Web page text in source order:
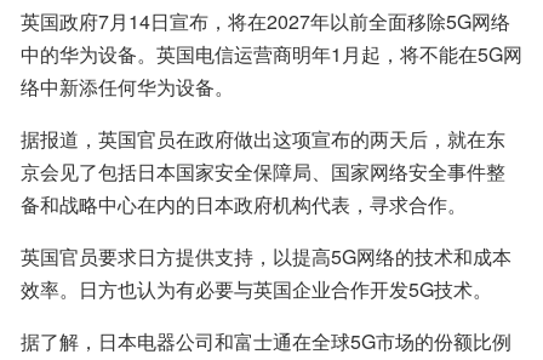
英国政府7月14日宣布，将在2027年以前全面移除5G网络
中的华为设备。英国电信运营商明年1月起，将不能在5G网
络中新添任何华为设备。
据报道，英国官员在政府做出这项宣布的两天后，就在东
京会见了包括日本国家安全保障局、国家网络安全事件整
备和战略中心在内的日本政府机构代表，寻求合作。
英国官员要求日方提供支持，以提高5G网络的技术和成本
效率。日方也认为有必要与英国企业合作开发5G技术。
据了解，日本电器公司和富士通在全球5G市场的份额比例